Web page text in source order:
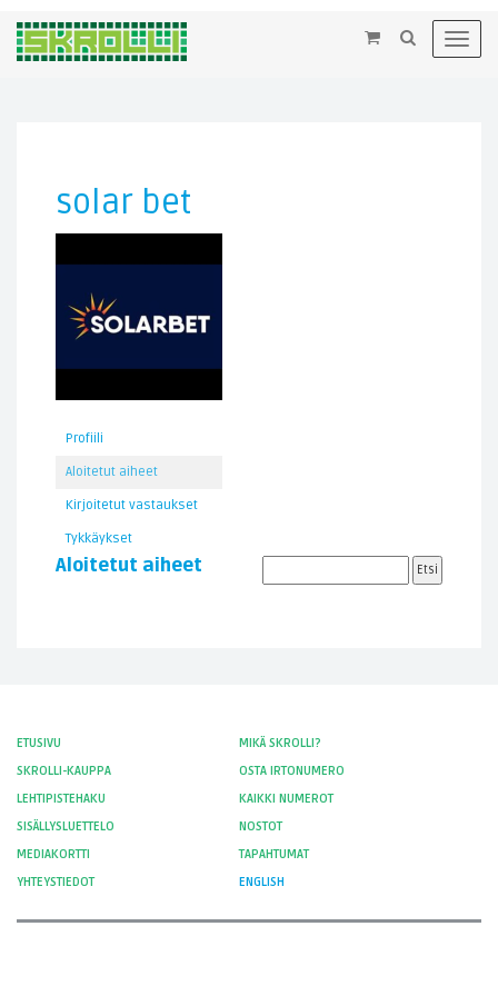
×
solar bet
Profiili
Aloitetut aiheet
Kirjoitetut vastaukset
Tykkäykset
Aloitetut aiheet
ETUSIVU
MIKÄ SKROLLI?
SKROLLI-KAUPPA
OSTA IRTONUMERO
LEHTIPISTEHAKU
KAIKKI NUMEROT
SISÄLLYSLUETTELO
NOSTOT
MEDIAKORTTI
TAPAHTUMAT
YHTEYSTIEDOT
ENGLISH